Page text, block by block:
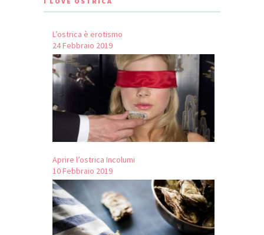
L’ostrica è erotismo
24 Febbraio 2019
Aprire l’ostrica Incolumi
10 Febbraio 2019